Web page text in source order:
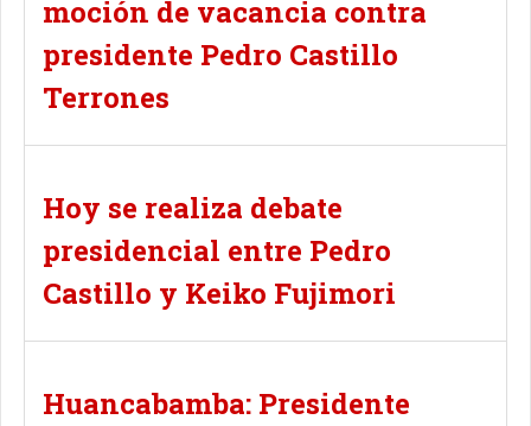
moción de vacancia contra
presidente Pedro Castillo
Terrones
Hoy se realiza debate
presidencial entre Pedro
Castillo y Keiko Fujimori
Huancabamba: Presidente